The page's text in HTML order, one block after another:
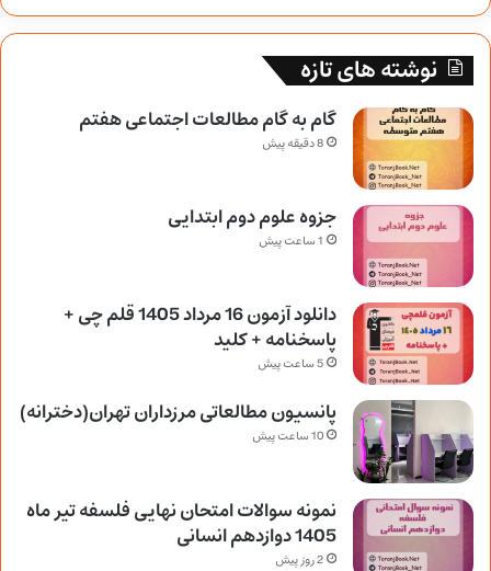
نوشته های تازه
گام به گام مطالعات اجتماعی هفتم
8 دقیقه پیش
جزوه علوم دوم ابتدایی
1 ساعت پیش
دانلود آزمون 16 مرداد 1405 قلم چی +
پاسخنامه + کلید
5 ساعت پیش
پانسیون مطالعاتی مرزداران تهران(دخترانه)
10 ساعت پیش
نمونه سوالات امتحان نهایی فلسفه تیر ماه
1405 دوازدهم انسانی
2 روز پیش